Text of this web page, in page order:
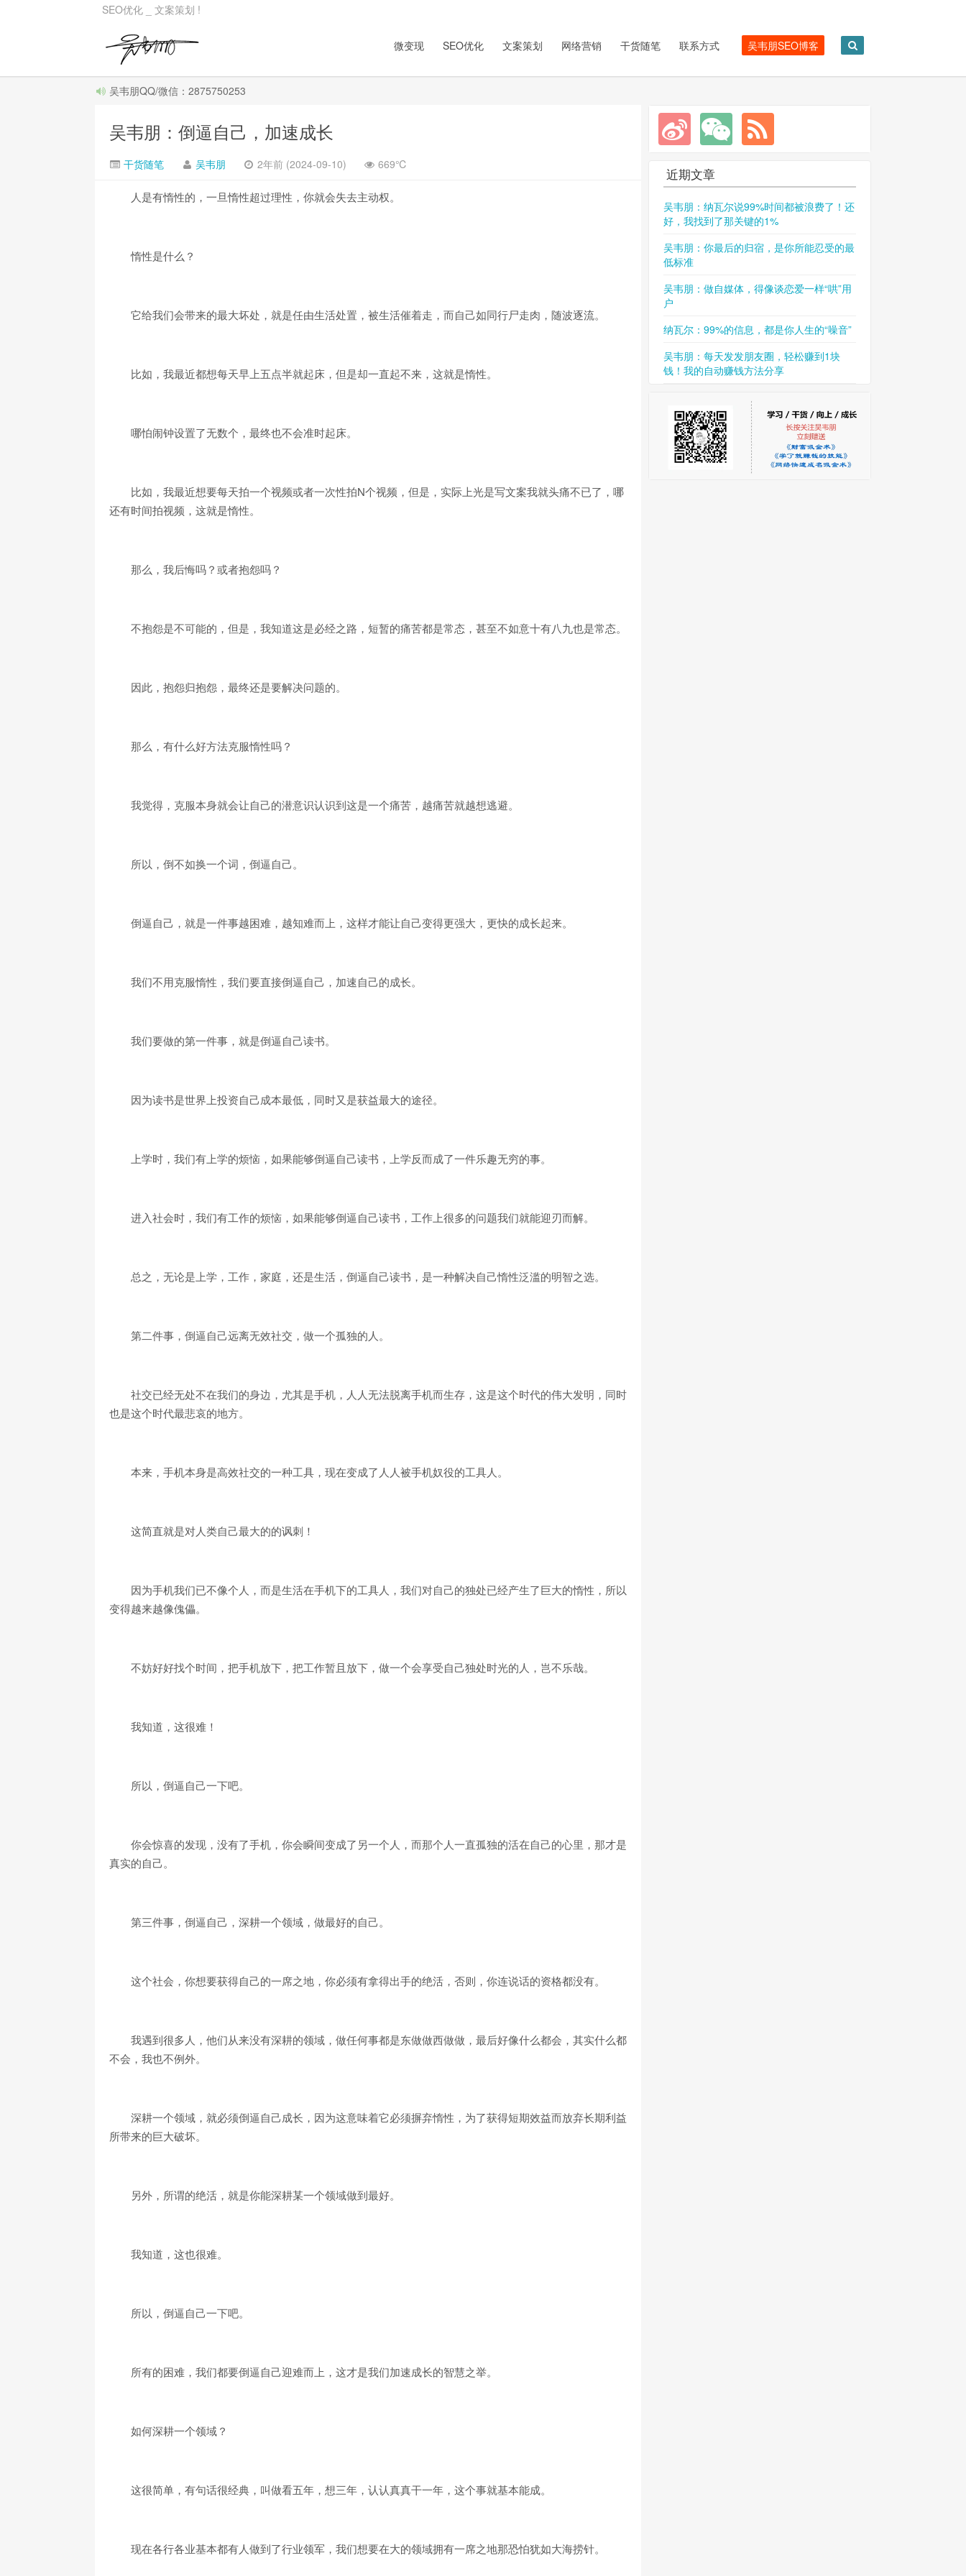
SEO优化 _ 文案策划 !
微变现 SEO优化 文案策划 网络营销 干货随笔 联系方式 吴韦朋SEO博客
吴韦朋QQ/微信：2875750253
吴韦朋：倒逼自己，加速成长
干货随笔 吴韦朋 2年前 (2024-09-10) 669℃
人是有惰性的，一旦惰性超过理性，你就会失去主动权。
惰性是什么？
它给我们会带来的最大坏处，就是任由生活处置，被生活催着走，而自己如同行尸走肉，随波逐流。
比如，我最近都想每天早上五点半就起床，但是却一直起不来，这就是惰性。
哪怕闹钟设置了无数个，最终也不会准时起床。
比如，我最近想要每天拍一个视频或者一次性拍N个视频，但是，实际上光是写文案我就头痛不已了，哪
还有时间拍视频，这就是惰性。
那么，我后悔吗？或者抱怨吗？
不抱怨是不可能的，但是，我知道这是必经之路，短暂的痛苦都是常态，甚至不如意十有八九也是常态。
因此，抱怨归抱怨，最终还是要解决问题的。
那么，有什么好方法克服惰性吗？
我觉得，克服本身就会让自己的潜意识认识到这是一个痛苦，越痛苦就越想逃避。
所以，倒不如换一个词，倒逼自己。
倒逼自己，就是一件事越困难，越知难而上，这样才能让自己变得更强大，更快的成长起来。
我们不用克服惰性，我们要直接倒逼自己，加速自己的成长。
我们要做的第一件事，就是倒逼自己读书。
因为读书是世界上投资自己成本最低，同时又是获益最大的途径。
上学时，我们有上学的烦恼，如果能够倒逼自己读书，上学反而成了一件乐趣无穷的事。
进入社会时，我们有工作的烦恼，如果能够倒逼自己读书，工作上很多的问题我们就能迎刃而解。
总之，无论是上学，工作，家庭，还是生活，倒逼自己读书，是一种解决自己惰性泛滥的明智之选。
第二件事，倒逼自己远离无效社交，做一个孤独的人。
社交已经无处不在我们的身边，尤其是手机，人人无法脱离手机而生存，这是这个时代的伟大发明，同时
也是这个时代最悲哀的地方。
本来，手机本身是高效社交的一种工具，现在变成了人人被手机奴役的工具人。
这简直就是对人类自己最大的的讽刺！
因为手机我们已不像个人，而是生活在手机下的工具人，我们对自己的独处已经产生了巨大的惰性，所以
变得越来越像傀儡。
不妨好好找个时间，把手机放下，把工作暂且放下，做一个会享受自己独处时光的人，岂不乐哉。
我知道，这很难！
所以，倒逼自己一下吧。
你会惊喜的发现，没有了手机，你会瞬间变成了另一个人，而那个人一直孤独的活在自己的心里，那才是
真实的自己。
第三件事，倒逼自己，深耕一个领域，做最好的自己。
这个社会，你想要获得自己的一席之地，你必须有拿得出手的绝活，否则，你连说话的资格都没有。
我遇到很多人，他们从来没有深耕的领域，做任何事都是东做做西做做，最后好像什么都会，其实什么都
不会，我也不例外。
深耕一个领域，就必须倒逼自己成长，因为这意味着它必须摒弃惰性，为了获得短期效益而放弃长期利益
所带来的巨大破坏。
另外，所谓的绝活，就是你能深耕某一个领域做到最好。
我知道，这也很难。
所以，倒逼自己一下吧。
所有的困难，我们都要倒逼自己迎难而上，这才是我们加速成长的智慧之举。
如何深耕一个领域？
这很简单，有句话很经典，叫做看五年，想三年，认认真真干一年，这个事就基本能成。
现在各行各业基本都有人做到了行业领军，我们想要在大的领域拥有一席之地那恐怕犹如大海捞针。
近期文章
吴韦朋：纳瓦尔说99%时间都被浪费了！还
好，我找到了那关键的1%
吴韦朋：你最后的归宿，是你所能忍受的最
低标准
吴韦朋：做自媒体，得像谈恋爱一样“哄”用
户
纳瓦尔：99%的信息，都是你人生的“噪音”
吴韦朋：每天发发朋友圈，轻松赚到1块
钱！我的自动赚钱方法分享